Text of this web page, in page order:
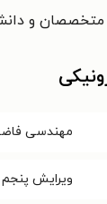
متخصصان و
مهندسی فاضلاب متکف ۲۰۱۴؛
ویرایش پنجم ۲۰۱۴؛ فصل ۱۶ - ۱۸